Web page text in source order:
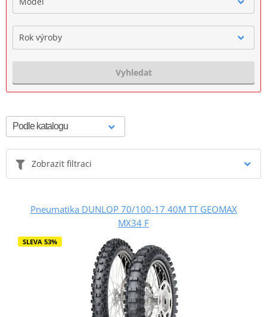
Rok výroby
Vyhledat
Zobrazit filtraci
Pneumatika DUNLOP 70/100-17 40M TT GEOMAX
MX34 F
SLEVA 53%